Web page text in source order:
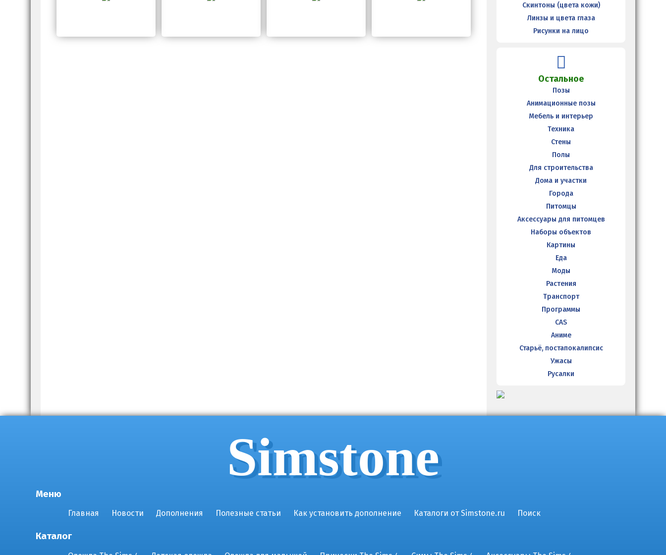
Скинтоны (цвета кожи)
Линзы и цвета глаза
Рисунки на лицо
Остальное
Позы
Анимационные позы
Мебель и интерьер
Техника
Стены
Полы
Для строительства
Дома и участки
Города
Питомцы
Аксессуары для питомцев
Наборы объектов
Картины
Еда
Моды
Растения
Транспорт
Программы
CAS
Аниме
Старьё, постапокалипсис
Ужасы
Русалки
Simstone
Меню
Главная Новости Дополнения Полезные статьи Как установить дополнение Каталоги от Simstone.ru Поиск
Каталог